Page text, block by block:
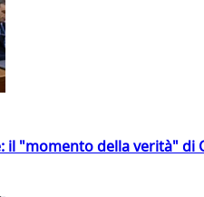
il "momento della verità" di